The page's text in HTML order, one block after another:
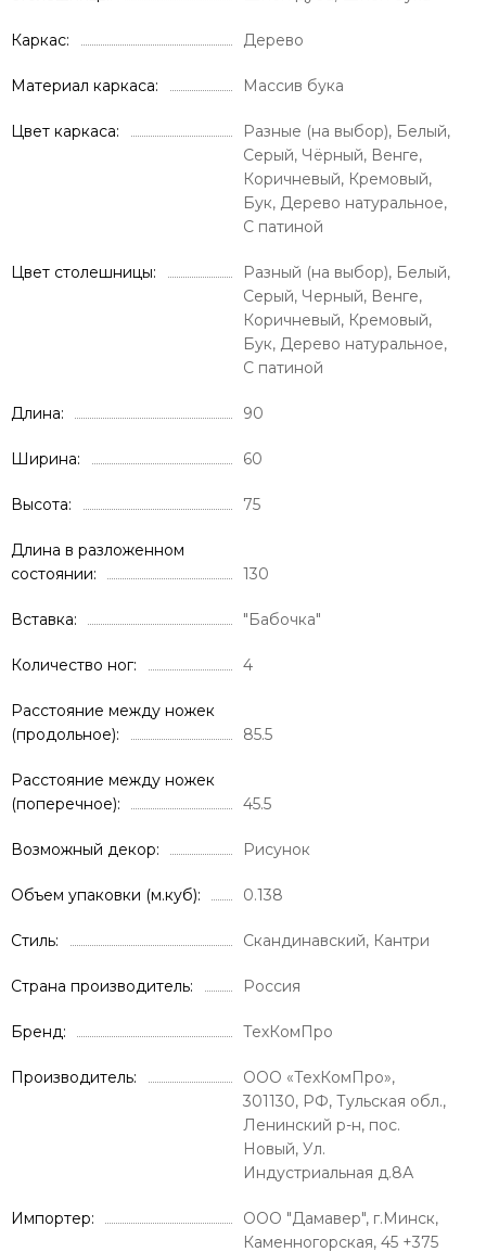
Каркас Дерево
Материал каркаса Массив бука
Цвет каркаса
Разные (на выбор), Белый,
Серый, Чёрный, Венге,
Коричневый, Кремовый,
Бук, Дерево натуральное,
С патиной
Цвет столешницы
Разный (на выбор), Белый,
Серый, Черный, Венге,
Коричневый, Кремовый,
Бук, Дерево натуральное,
С патиной
Длина 90
Ширина 60
Высота 75
Длина в разложенном
состоянии
130
Вставка "Бабочка"
Количество ног 4
Расстояние между ножек
(продольное)
85.5
Расстояние между ножек
(поперечное)
45.5
Возможный декор Рисунок
Объем упаковки (м.куб) 0.138
Стиль Скандинавский, Кантри
Страна производитель Россия
Бренд ТехКомПро
Производитель
ООО «ТехКомПро»,
301130, РФ, Тульская обл.,
Ленинский р-н, пос.
Новый, Ул.
Индустриальная д.8А
Импортер
ООО "Дамавер", г.Минск,
Каменногорская, 45 +375